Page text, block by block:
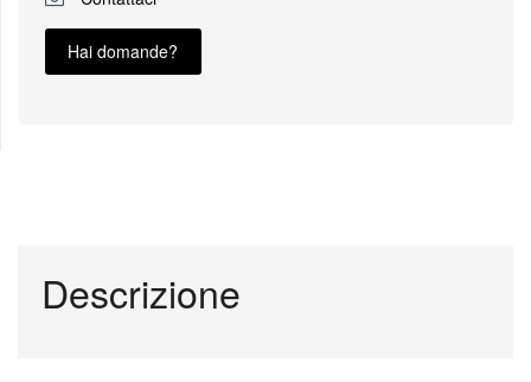
Hai domande?
Descrizione